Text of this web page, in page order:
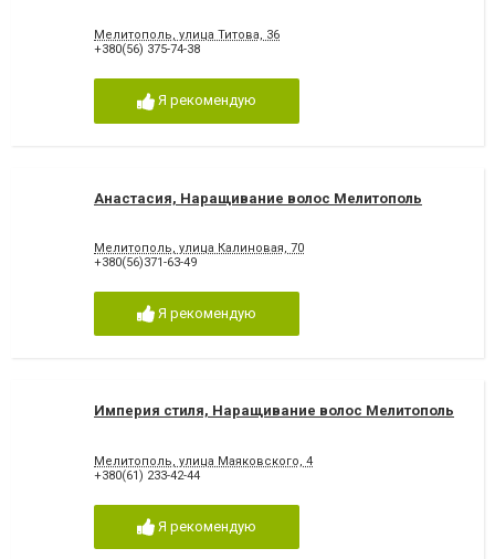
Мелитополь, улица Титова, 36
+380(56) 375-74-38
Я рекомендую
Анастасия, Наращивание волос Мелитополь
Мелитополь, улица Калиновая, 70
+380(56)371-63-49
Я рекомендую
Империя стиля, Наращивание волос Мелитополь
Мелитополь, улица Маяковского, 4
+380(61) 233-42-44
Я рекомендую